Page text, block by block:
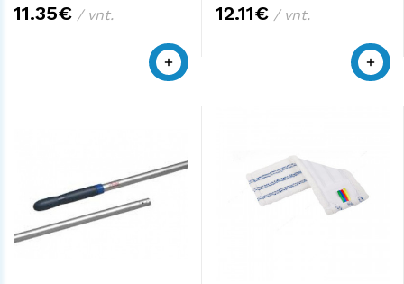
11.35€ / vnt. 12.11€ / vnt.